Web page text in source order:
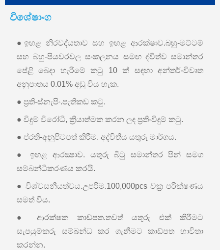
විශේෂාංග
●ඉහළ නිරවද්යතාව සහ ඉහළ ආරක්ෂාව.බහු-මට්ටම්
සහ බහු-පියවරවල සංකලනය සමඟ ද්විත්ව සමාන්තර
පේළි බෙදා හැරීමේ කටු 10 ක් සඳහා අන්තර්-විවෘත
අනුපාතය 0.01% අඩු විය හැක.
● ප්‍රති-ස්නැපිං.පැතිකඩ කටු.
● විදුම් විරෝධී, ක්‍රියාත්මක කරන ලද ප්‍රති-විදුම් කටු.
● ප්රති-අනුපිටපත් කිරීම. අද්විතීය යතුරු මාර්ගය.
● ඉහළ ආරක්‍ෂාව. යතුරු බිටු සමාන්තර පින් සමග
සම්බන්ධීකරණය කරයි.
● විශ්වසනීයත්වය.උපරිම.100,000pcs චක්‍ර පරීක්ෂණය
සමත් විය.
● ආරක්ෂක කාඩ්පත.තවත් යතුරු එක් කිරීමට
සැපයුම්කරු සම්බන්ධ කර ගැනීමට කාඩ්පත භාවිතා
කරන්න.